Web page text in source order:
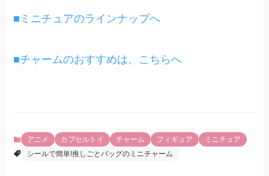
■ミニチュアのラインナップへ
■チャームのおすすめは、こちらへ
アニメ カプセルトイ チャーム フィギュア
ミニチュア
シールで簡単!推しごとバッグのミニチャーム